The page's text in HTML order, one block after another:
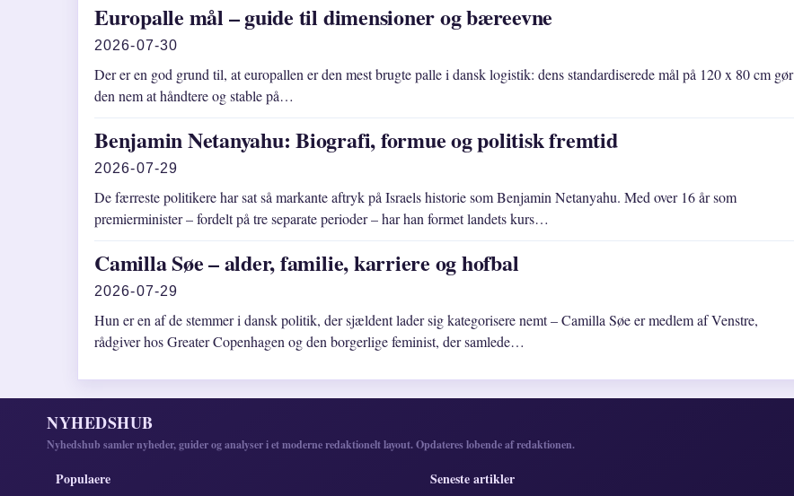
Europalle mål – guide til dimensioner og bæreevne
2026-07-30
Der er en god grund til, at europallen er den mest brugte palle i dansk logistik: dens standardiserede mål på 120 x 80 cm gør
den nem at håndtere og stable på…
Benjamin Netanyahu: Biografi, formue og politisk fremtid
2026-07-29
De færreste politikere har sat så markante aftryk på Israels historie som Benjamin Netanyahu. Med over 16 år som
premierminister – fordelt på tre separate perioder – har han formet landets kurs…
Camilla Søe – alder, familie, karriere og hofbal
2026-07-29
Hun er en af de stemmer i dansk politik, der sjældent lader sig kategorisere nemt – Camilla Søe er medlem af Venstre,
rådgiver hos Greater Copenhagen og den borgerlige feminist, der samlede…
NYHEDSHUB
Nyhedshub samler nyheder, guider og analyser i et moderne redaktionelt layout. Opdateres lobende af redaktionen.
Populaere Seneste artikler